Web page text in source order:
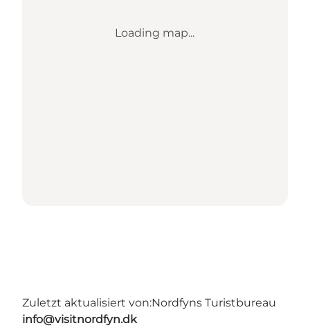
Loading map...
Zuletzt aktualisiert von:Nordfyns Turistbureau
info@visitnordfyn.dk